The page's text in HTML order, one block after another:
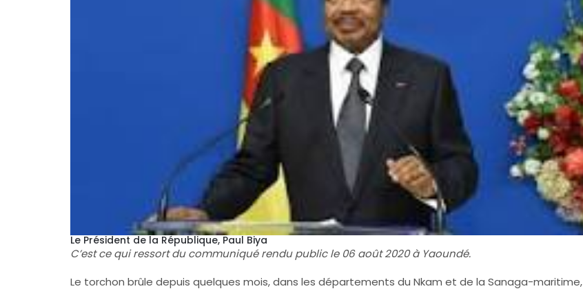
Le Président de la République, Paul Biya
C’est ce qui ressort du communiqué rendu public le 06 août 2020 à Yaoundé.
Le torchon brûle depuis quelques mois, dans les départements du Nkam et de la Sanaga-maritime,